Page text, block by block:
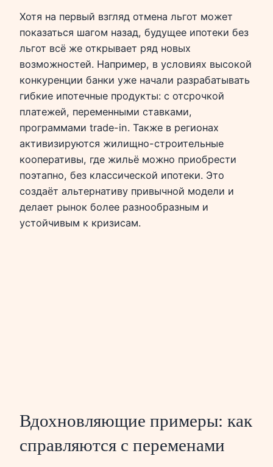
Хотя на первый взгляд отмена льгот может
показаться шагом назад, будущее ипотеки без
льгот всё же открывает ряд новых
возможностей. Например, в условиях высокой
конкуренции банки уже начали разрабатывать
гибкие ипотечные продукты: с отсрочкой
платежей, переменными ставками,
программами trade-in. Также в регионах
активизируются жилищно-строительные
кооперативы, где жильё можно приобрести
поэтапно, без классической ипотеки. Это
создаёт альтернативу привычной модели и
делает рынок более разнообразным и
устойчивым к кризисам.
Вдохновляющие примеры: как
справляются с переменами